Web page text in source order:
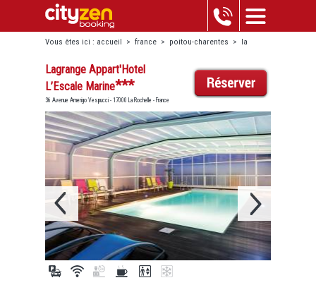
Vous êtes ici : accueil > france > poitou-charentes > la
rochelle lagrange appart'hotel l’escale marine
Lagrange Appart'Hotel
L’Escale Marine***
36 Avenue Amerigo Vespucci - 17000 La Rochelle - France